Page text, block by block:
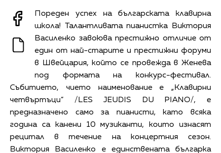
Пореден успех на българската клавирна
школа! Талантливата пианистка Виктория
Василенко завоюва престижно отличие от
един от най-старите и престижни форуми
в Швейцария, който се провежда в Женева
под формата на конкурс-фестивал.
Събитието, чието наименование е „Клавирни
четвъртъци“ /LES JEUDIS DU PIANO/, е
предназначено само за пианисти, като всяка
година са канени 10 музиканти, които изнасят
рецитал в течение на концертния сезон.
Виктория Василенко е единствената българка